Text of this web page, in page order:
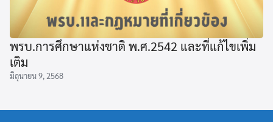
พรบ.การศึกษาแห่งชาติ พ.ศ.2542 และที่แก้ไขเพิ่ม
เติม
มิถุนายน 9, 2568